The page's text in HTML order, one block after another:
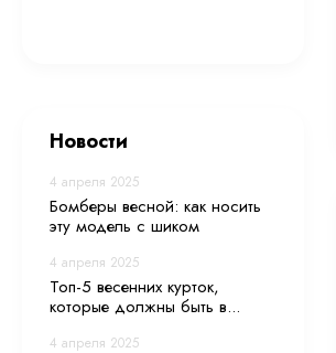
Новости
4 апреля 2025
Бомберы весной: как носить
эту модель с шиком
4 апреля 2025
Топ-5 весенних курток,
которые должны быть в...
4 апреля 2025